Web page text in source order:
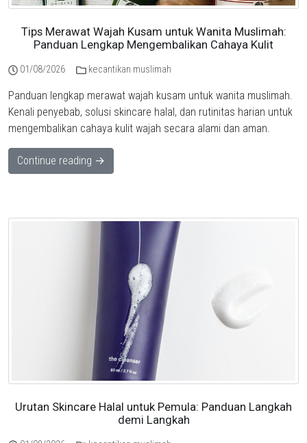
Tips Merawat Wajah Kusam untuk Wanita Muslimah:
Panduan Lengkap Mengembalikan Cahaya Kulit
01/08/2026 kecantikan muslimah
Panduan lengkap merawat wajah kusam untuk wanita muslimah.
Kenali penyebab, solusi skincare halal, dan rutinitas harian untuk
mengembalikan cahaya kulit wajah secara alami dan aman.
Continue reading →
Urutan Skincare Halal untuk Pemula: Panduan Langkah
demi Langkah